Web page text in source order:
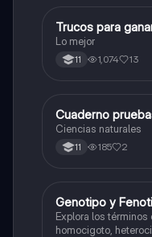
Química
Trucos para
Lo mejor
11 1,074 13
Biologia
Cuaderno
Ciencias naturales
11 185 2
GBiologia
Genotipo y
Explora los términos
homocigoto,